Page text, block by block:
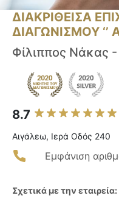
ΔΙΑΚΡΙΘΕΙΣΑ
ΔΙΑΓΩΝΙΣΜΟΥ ‘’
Φίλιππος Νάκας
8.7
Αιγάλεω, Ιερά Οδός 240
Εμφάνιση
Σχετικά με την εταιρεία: